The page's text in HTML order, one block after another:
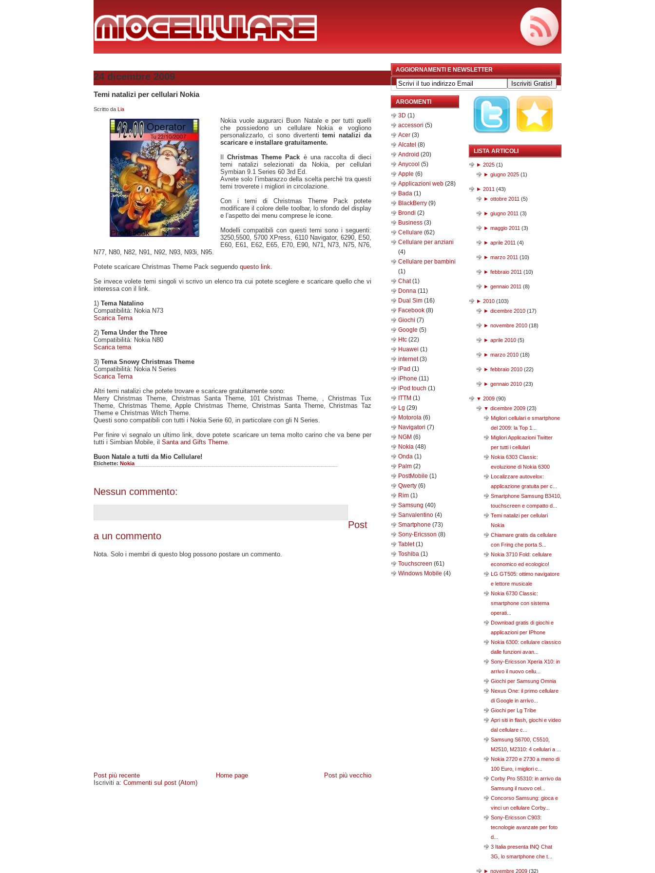
24 dicembre 2009
Temi natalizi per cellulari Nokia
Scritto da Lia
Nokia vuole augurarci Buon Natale e per tutti quelli
che possiedono un cellulare Nokia e vogliono
personalizzarlo, ci sono divertentitemi natalizi da
scaricare e installare gratuitamente.
IlChristmas Theme Pack è una raccolta di dieci
temi natalizi selezionati da Nokia, per cellulari
Symbian 9.1 Series 60 3rd Ed.
Avrete solo l’imbarazzo della scelta perchè tra questi
temi troverete i migliori in circolazione.
Con i temi di Christmas Theme Pack potete
modificare il colore delle toolbar, lo sfondo del display
e l’aspetto dei menu comprese le icone.
Modelli compatibili con questi temi sono i seguenti:
3250,5500, 5700 XPress, 6110 Navigator, 6290, E50,
E60, E61, E62, E65, E70, E90, N71, N73, N75, N76,
N77, N80, N82, N91, N92, N93, N93i, N95.
Potete scaricare Christmas Theme Pack seguendo questo link
Se invece volete temi singoli vi scrivo un elenco tra cui potete sceglere e scaricare quello che vi
interessa con il link.
1) Tema Natalino
Compatibilità: Nokia N73
Scarica Tema
2) Tema Under the Three
Compatibilità: Nokia N80
Scarica tema
3) Tema Snowy Christmas Theme
Compatibilità: Nokia N Series
Scarica Tema
Altri temi natalizi che potete trovare e scaricare gratuitamente sono:
Merry Christmas Theme, Christmas Santa Theme, 101 Christmas Theme, , Christmas Tux
Theme, Christmas Theme, Apple Christmas Theme, Christmas Santa Theme, Christmas Taz
Theme e Christmas Witch Theme.
Questi sono compatibili con tutti i Nokia Serie 60, in particolare con gli N Series.
Per finire vi segnalo un ultimo link, dove potete scaricare un tema molto carino che va bene per
tutti i Simbian Mobile, il Santa and Gifts Theme
Buon Natale a tutti da Mio Cellulare!
Etichette: Nokia
Nessun commento:
Post
a un commento
Nota. Solo i membri di questo blog possono postare un commento.
Post più recente Post più vecchio
Home page
Iscriviti a: Commenti sul post (Atom)
AGGIORNAMENTI E NEWSLETTER
ARGOMENTI
3D (1)
accessori (5)
Acer (3)
Alcatel (8)
Android (20)
Anycool (5)
Apple (6)
Applicazioni web (28)
Bada (1)
BlackBerry (9)
Brondi (2)
Business (3)
Cellulare (62)
Cellulare per anziani
(4)
Cellulare per bambini
(1)
Chat(1)
Donna (11)
Dual Sim (16)
Facebook (8)
Giochi (7)
Google (5)
Htc (22)
Huawei (1)
internet(3)
iPad (1)
iPhone (11)
iPod touch (1)
ITTM (1)
Lg (29)
Motorola (6)
Navigatori (7)
NGM (6)
Nokia (48)
Onda (1)
Palm (2)
PostMobile (1)
Qwerty (6)
Rim (1)
Samsung (40)
Sanvalentino (4)
Smartphone (73)
Sony-Ericsson (8)
Tablet(1)
Toshiba (1)
Touchscreen (61)
Windows Mobile (4)
LISTA ARTICOLI
► 2025 (1)
► giugno 2025 (1)
► 2011 (43)
► ottobre 2011 (5)
► giugno 2011 (3)
► maggio 2011 (3)
► aprile 2011 (4)
► marzo 2011 (10)
► febbraio 2011 (10)
► gennaio 2011 (8)
► 2010 (103)
► dicembre 2010 (17)
► novembre 2010 (18)
► aprile 2010 (5)
► marzo 2010 (18)
► febbraio 2010 (22)
► gennaio 2010 (23)
▼ 2009 (90)
▼ dicembre 2009 (23)
Migliori cellulari e smartphone
del 2009: la Top 1...
Migliori Applicazioni Twitter
per tutti i cellulari
Nokia 6303 Classic:
evoluzione di Nokia 6300
Localizzare autovelox:
applicazione gratuita per c...
Smartphone Samsung B3410,
touchscreen e compatto d...
Temi natalizi per cellulari
Nokia
Chiamare gratis da cellulare
con Fring che porta S...
Nokia 3710 Fold: cellulare
economico ed ecologico!
LG GT505: ottimo navigatore
e lettore musicale
Nokia 6730 Classic:
smartphone con sistema
operati...
Download gratis di giochi e
applicazioni per IPhone
Nokia 6300: cellulare classico
dalle funzioni avan...
Sony-Ericsson Xperia X10: in
arrivo il nuovo cellu...
Giochi per Samsung Omnia
Nexus One: il primo cellulare
di Google in arrivo...
Giochi per Lg Tribe
Apri siti in flash, giochi e video
dal cellulare c...
Samsung S6700, C5510,
M2510, M2310: 4 cellulari a ...
Nokia 2720 e 2730 a meno di
100 Euro, i migliori c...
Corby Pro S5310: in arrivo da
Samsung il nuovo cel...
Concorso Samsung: gioca e
vinci un cellulare Corby...
Sony-Ericsson C903:
tecnologie avanzate per foto
d...
3 Italia presenta INQ Chat
3G, lo smartphone che t...
► novembre 2009 (32)